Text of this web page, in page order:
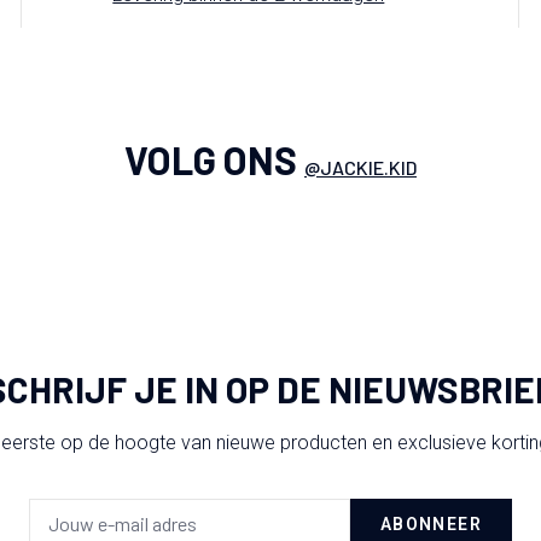
VOLG ONS @JACKIE.KID
JE IN OP DE
op de hoogte van nieuwe producten en exclusieve
ABONNEER